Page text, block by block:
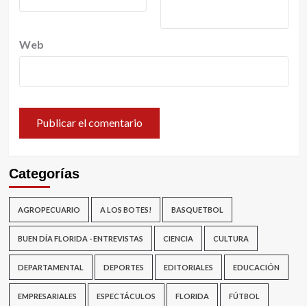
Web
Categorías
AGROPECUARIO A LOS BOTES! BASQUETBOL
BUEN DÍA FLORIDA - ENTREVISTAS CIENCIA CULTURA
DEPARTAMENTAL DEPORTES EDITORIALES EDUCACIÓN
EMPRESARIALES ESPECTÁCULOS FLORIDA FÚTBOL